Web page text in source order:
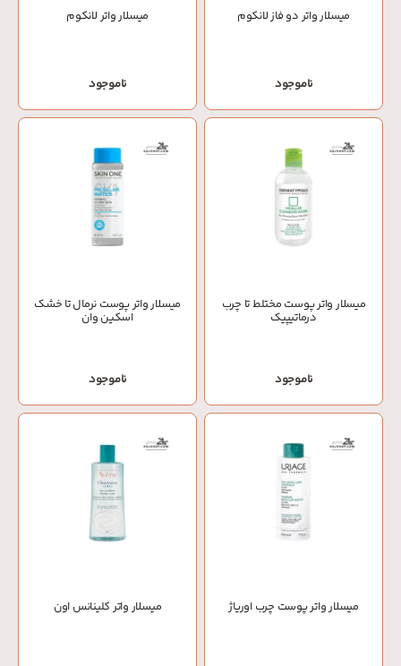
میسلار واتر دو فاز لانکوم
ناموجود
میسلار واتر لانکوم
ناموجود
میسلار واتر پوست مختلط تا چرب
درماتیپیک
ناموجود
میسلار واتر پوست نرمال تا خشک
اسکین وان
ناموجود
میسلار واتر پوست چرب اوریاژ میسلار واتر کلینانس اون